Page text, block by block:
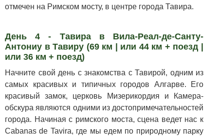
отмечен на Римском мосту, в центре города Тавира.
День 4 - Тавира в Вила-Реал-де-Санту-
Антониу в Тавиру (69 км | или 44 км + поезд |
или 36 км + поезд)
Начните свой день с знакомства с Тавирой, одним из
самых красивых и типичных городов Алгарве. Его
красивый замок, церковь Мизерикордия и Камера-
обскура являются одними из достопримечательностей
города. Начиная с римского моста, сцена ведет нас к
Cabanas de Tavira, где мы едем по природному парку